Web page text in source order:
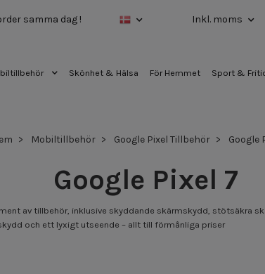
samma dag ! Inkl. moms
Skönhet & Hälsa För Hemmet Sport &
Mobiltillbehör Google Pixel Tillbehör Google
Google Pixel 7
av tillbehör, inklusive skyddande skärmskydd, stötsäkra
och ett lyxigt utseende – allt till förmånliga priser